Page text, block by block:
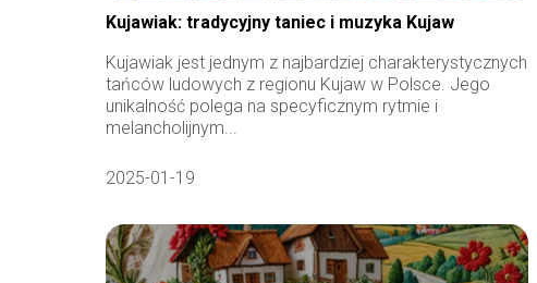
Kujawiak: tradycyjny taniec i muzyka Kujaw
Kujawiak jest jednym z najbardziej charakterystycznych
tańców ludowych z regionu Kujaw w Polsce. Jego
unikalność polega na specyficznym rytmie i
melancholijnym...
2025-01-19